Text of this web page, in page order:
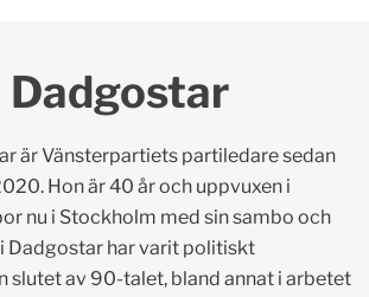
Dadgostar
är Vänsterpartiets partiledare sedan
Hon är 40 år och uppvuxen i
nu i Stockholm med sin sambo och
Dadgostar har varit politiskt
slutet av 90-talet, bland annat i arbetet